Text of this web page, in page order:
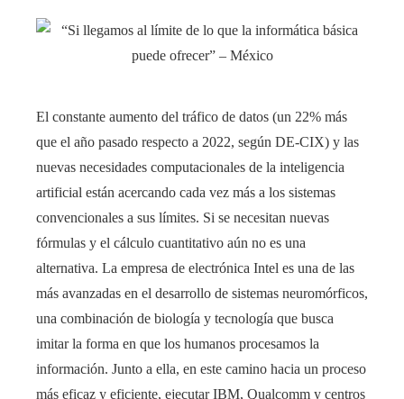
El constante aumento del tráfico de datos (un 22% más
que el año pasado respecto a 2022, según DE-CIX) y las
nuevas necesidades computacionales de la inteligencia
artificial están acercando cada vez más a los sistemas
convencionales a sus límites. Si se necesitan nuevas
fórmulas y el cálculo cuantitativo aún no es una
alternativa. La empresa de electrónica Intel es una de las
más avanzadas en el desarrollo de sistemas neuromórficos,
una combinación de biología y tecnología que busca
imitar la forma en que los humanos procesamos la
información. Junto a ella, en este camino hacia un proceso
más eficaz y eficiente, ejecutarIBM, Qualcomm y centros